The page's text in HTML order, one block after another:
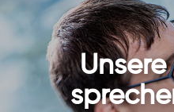
Macher werden